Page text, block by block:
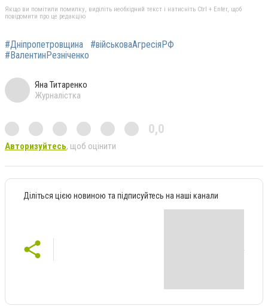
Якщо ви помітили помилку, виділіть необхідний текст і натисніть Ctrl + Enter, щоб
повідомити про це редакцію
#Дніпропетровщина
#військоваАгресіяРФ
#ВалентинРезніченко
Яна Титаренко
Журналістка
0,0
Авторизуйтесь, щоб оцінити
Діліться цією новиною та підписуйтесь на наші канали